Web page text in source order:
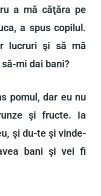
a mă căţăra pe
a spus copilul.
lucruri şi să mă
mi dai bani?
pomul, dar eu nu
şi fructe. Ia
şi du-te şi vinde-
bani şi vei fi